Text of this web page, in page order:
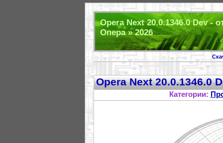
Opera Next 20.0.1346.0 Dev -
Опера » 2026
Opera Next 20.0.1346.0
Категории: